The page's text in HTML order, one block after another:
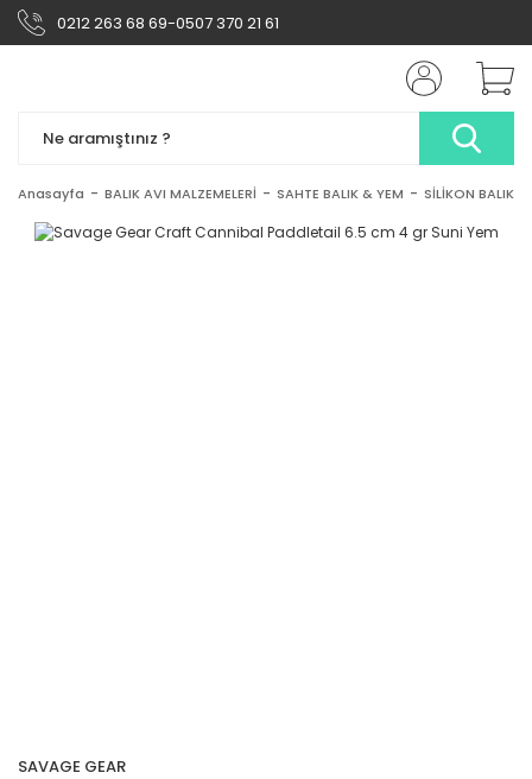
0212 263 68 69-0507 370 21 61
Anasayfa BALIK AVI MALZEMELERİ SAHTE BALIK & YEM SİLİKON BALIK
SAVAGE GEAR